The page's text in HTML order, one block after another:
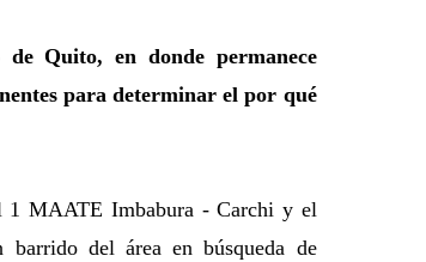
Quito, en donde permanece
para determinar el por qué
1 MAATE Imbabura - Carchi y el
barrido del área en búsqueda de